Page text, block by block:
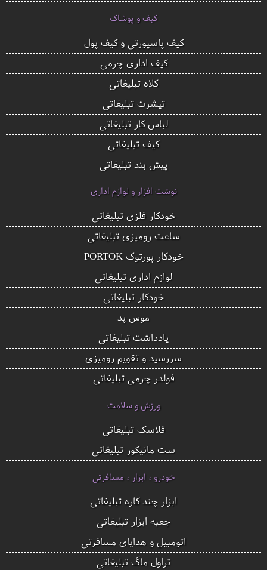
کیف و پوشاک
کیف پاسپورتی و کیف پول
کیف اداری چرمی
کلاه تبلیغاتی
تیشرت تبلیغاتی
لباس کار تبلیغاتی
کیف تبلیغاتی
پیش بند تبلیغاتی
نوشت افزار و لوازم اداری
خودکار فلزی تبلیغاتی
ساعت رومیزی تبلیغاتی
خودکار پورتوک PORTOK
لوازم اداری تبلیغاتی
خودکار تبلیغاتی
موس پد
یادداشت تبلیغاتی
سررسید و تقویم رومیزی
فولدر چرمی تبلیغاتی
ورزش و سلامت
فلاسک تبلیغاتی
ست مانیکور تبلیغاتی
خودرو ، ابزار ، مسافرتی
ابزار چند کاره تبلیغاتی
جعبه ابزار تبلیغاتی
اتومبیل و هدایای مسافرتی
تراول ماگ تبلیغاتی